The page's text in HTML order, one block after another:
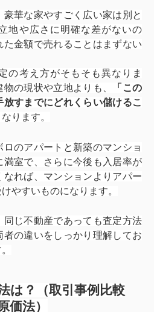
華な家やすごく広い家は別と
地や広さに明確な差がないの
金額で売れることはまずない
の考え方がそもそも異なりま
の現状や立地よりも、
「 この
すまでにどれくらい儲けるこ
ります。
のアパートと新築のマンショ
満室で、さらに今後も入居率が
れば、マンションよりアパー
やすいものになります。
同じ不動産であっても査定方法
の違いをしっかり理解してお
は？（取引事例比較
価法）